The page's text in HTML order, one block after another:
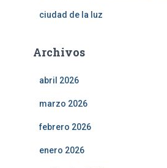
ciudad de la luz
Archivos
abril 2026
marzo 2026
febrero 2026
enero 2026